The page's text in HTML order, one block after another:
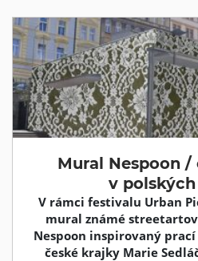
Mural Nespoon /
v
V rámci festivalu Urban
mural známé
Nespoon inspirovaný
české krajky Marie